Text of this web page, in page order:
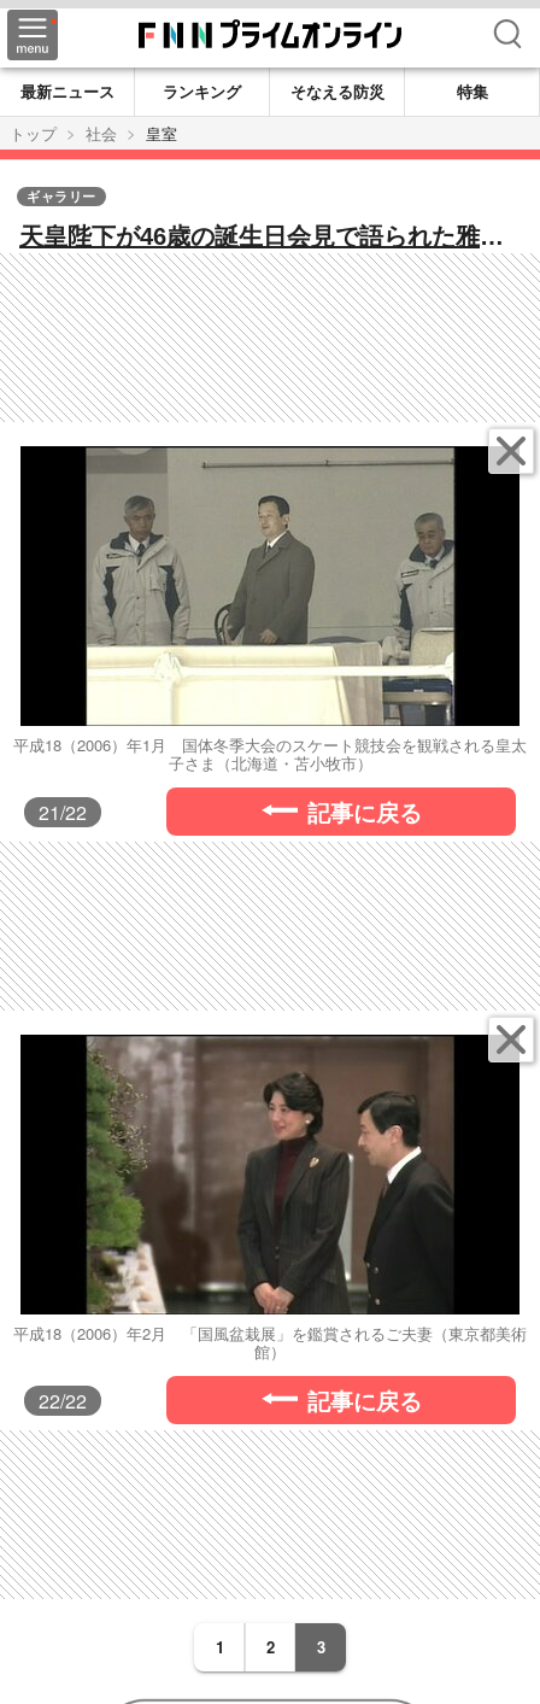
検索
最新ニュース ランキング そなえる防災
特集
トップ
社会 皇室
天皇陛下が46歳の誕生日会見で語られた雅子
さま、幼稚園入園を控えた愛子さまへの思い
（2006年2月26日放送）【「皇室ご一家」の
記憶】
ギャラリー
平成18（2006）年1月 国体冬季大会のスケート競技会を観戦される皇太
子さま（北海道・苫小牧市）
21/22 記事に戻る
平成18（2006）年2月 「国風盆栽展」を鑑賞されるご夫妻（東京都美術
館）
22/22 記事に戻る
1 2 3